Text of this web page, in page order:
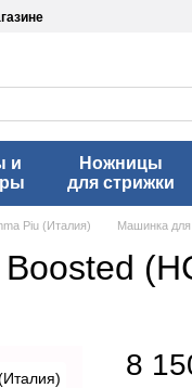
и
Ножницы
для стрижки
Piu (Италия) Машинка для
8